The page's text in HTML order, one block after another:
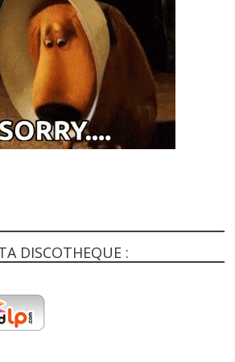
DISCOTHEQUE :